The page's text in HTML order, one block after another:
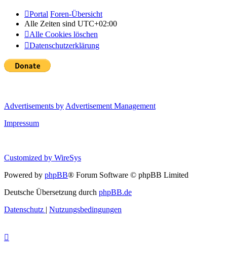
Portal Foren-Übersicht
Alle Zeiten sind UTC+02:00
Alle Cookies löschen
Datenschutzerklärung
Advertisements by Advertisement Management
Impressum
Customized by WireSys
Powered by phpBB® Forum Software © phpBB Limited
Deutsche Übersetzung durch phpBB.de
Datenschutz | Nutzungsbedingungen